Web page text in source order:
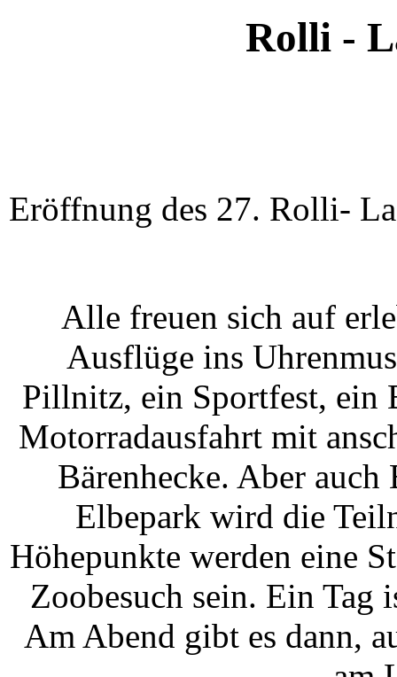
Rolli -
Eröffnung des 27. Rolli-
Alle freuen sich auf
Ausflüge ins
Pillnitz, ein Sportfest, ein
Motorradausfahrt mit
Bärenhecke. Aber
Elbepark wird die
Höhepunkte werden eine
Zoobesuch sein. Ein Tag
Am Abend gibt es dann,